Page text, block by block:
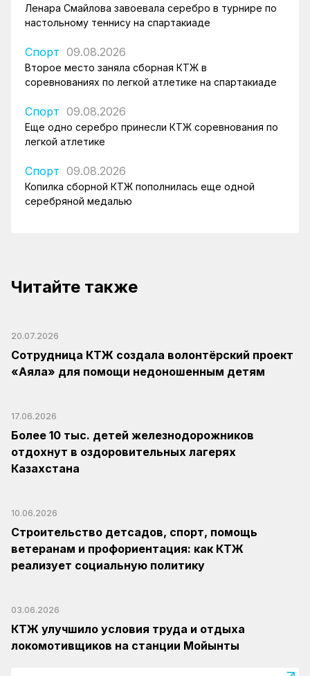
Ленара Смайлова завоевала серебро в турнире по
настольному теннису на спартакиаде
Спорт 09.08.2026
Второе место заняла сборная КТЖ в
соревнованиях по легкой атлетике на спартакиаде
Спорт 09.08.2026
Еще одно серебро принесли КТЖ соревнования по
легкой атлетике
Спорт 09.08.2026
Копилка сборной КТЖ пополнилась еще одной
серебряной медалью
Читайте также
20.07.2026
Сотрудница КТЖ создала волонтёрский проект
«Аяла» для помощи недоношенным детям
17.06.2026
Более 10 тыс. детей железнодорожников
отдохнут в оздоровительных лагерях
Казахстана
10.06.2026
Строительство детсадов, спорт, помощь
ветеранам и профориентация: как КТЖ
реализует социальную политику
03.06.2026
КТЖ улучшило условия труда и отдыха
локомотивщиков на станции Мойынты